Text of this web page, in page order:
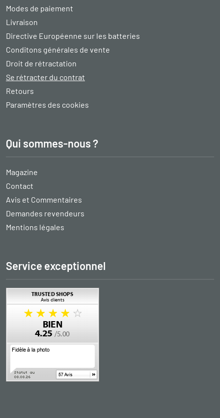
Modes de paiement
Livraison
Directive Européenne sur les batteries
Conditons générales de vente
Droit de rétractation
Se rétracter du contrat
Retours
Paramètres des cookies
Qui sommes-nous ?
Magazine
Contact
Avis et Commentaires
Demandes revendeurs
Mentions légales
Service exceptionnel